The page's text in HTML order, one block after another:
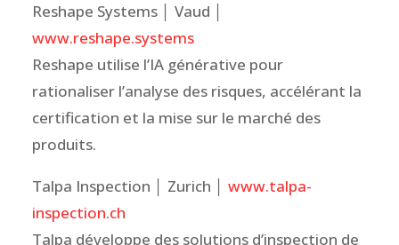
Reshape Systems │ Vaud │
www.reshape.systems
Reshape utilise l’IA générative pour
rationaliser l’analyse des risques, accélérant la
certification et la mise sur le marché des
produits.
Talpa Inspection │ Zurich │ www.talpa-
inspection.ch
Talpa développe des solutions d’inspection de